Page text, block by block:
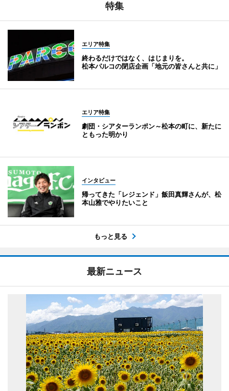
特集
エリア特集
終わるだけではなく、はじまりを。
松本パルコの閉店企画「地元の皆さんと共に」
エリア特集
劇団・シアターランポン～松本の町に、新たに
ともった明かり
インタビュー
帰ってきた「レジェンド」飯田真輝さんが、松
本山雅でやりたいこと
もっと見る
最新ニュース